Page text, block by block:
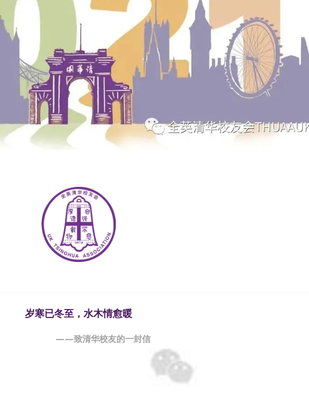
岁寒已冬至，水木情愈暖
——致清华校友的一封信